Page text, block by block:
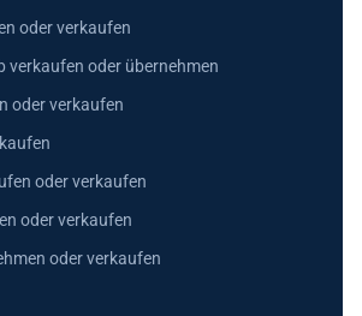
oder verkaufen
verkaufen oder übernehmen
oder verkaufen
oder verkaufen
oder verkaufen
oder verkaufen